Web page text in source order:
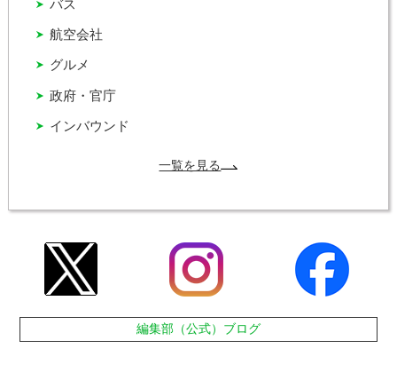
インバウンド
グルメ
バス
政府・官庁
航空会社
一覧を見る
編集部（公式）ブログ